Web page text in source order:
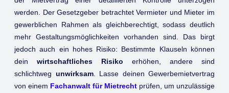
werden. Der Gesetzgeber betrachtet Vermieter und Mieter im
gewerblichen Rahmen als gleichberechtigt, sodass deutlich
mehr Gestaltungsmöglichkeiten vorhanden sind. Das birgt
jedoch auch ein hohes Risiko: Bestimmte Klauseln können
dein wirtschaftliches Risiko erhöhen, andere sind
schlichtweg unwirksam. Lasse deinen Gewerbemietvertrag
von einem Fachanwalt für Mietrecht prüfen, um unzulässige